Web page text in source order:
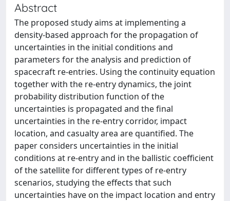
Abstract
The proposed study aims at implementing a
density-based approach for the propagation of
uncertainties in the initial conditions and
parameters for the analysis and prediction of
spacecraft re-entries. Using the continuity equation
together with the re-entry dynamics, the joint
probability distribution function of the
uncertainties is propagated and the final
uncertainties in the re-entry corridor, impact
location, and casualty area are quantified. The
paper considers uncertainties in the initial
conditions at re-entry and in the ballistic coefficient
of the satellite for different types of re-entry
scenarios, studying the effects that such
uncertainties have on the impact location and entry